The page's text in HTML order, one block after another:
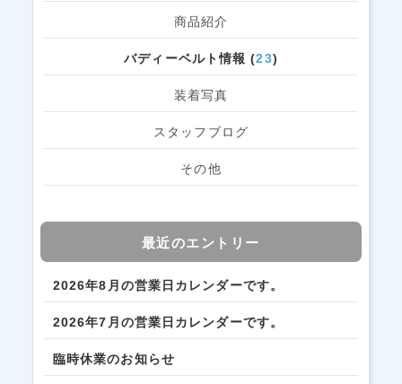
商品紹介
バディーベルト情報 (23)
装着写真
スタッフブログ
その他
最近のエントリー
2026年8月の営業日カレンダーです。
2026年7月の営業日カレンダーです。
臨時休業のお知らせ